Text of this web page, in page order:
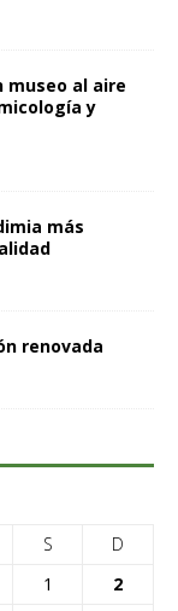
museo al aire
y
más
renovada
S
D
1
2